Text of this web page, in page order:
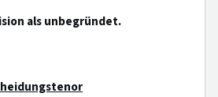
als unbegründet.